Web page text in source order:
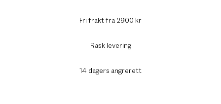
Fri frakt fra 2900 kr
Rask levering
14 dagers angrerett